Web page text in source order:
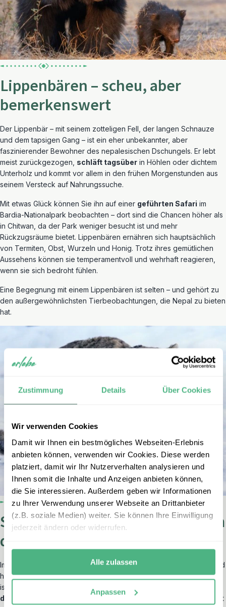
Zustimmung Details Über Cookies
Wir verwenden Cookies
Damit wir Ihnen ein bestmögliches Webseiten-Erlebnis
anbieten können, verwenden wir Cookies. Diese werden
platziert, damit wir Ihr Nutzerverhalten analysieren und
Ihnen somit die Inhalte und Anzeigen anbieten können,
die Sie interessieren. Außerdem geben wir Informationen
zu Ihrer Verwendung unserer Webseite an Drittanbieter
(z.B. soziale Medien) weiter. Sie können Ihre Einwilligung
jederzeit ändern oder widerrufen.
Alle zulassen
Anpassen
Lippenbären – scheu, aber
bemerkenswert
Der Lippenbär – mit seinem zotteligen Fell, der langen Schnauze
und dem tapsigen Gang – ist ein eher unbekannter, aber
faszinierender Bewohner des nepalesischen Dschungels. Er lebt
meist zurückgezogen, schläft tagsüber in Höhlen oder dichtem
Unterholz und kommt vor allem in den frühen Morgenstunden aus
seinem Versteck auf Nahrungssuche.
Mit etwas Glück können Sie ihn auf einer geführten Safari im
Bardia-Nationalpark beobachten – dort sind die Chancen höher als
in Chitwan, da der Park weniger besucht ist und mehr
Rückzugsräume bietet. Lippenbären ernähren sich hauptsächlich
von Termiten, Obst, Wurzeln und Honig. Trotz ihres gemütlichen
Aussehens können sie temperamentvoll und wehrhaft reagieren,
wenn sie sich bedroht fühlen.
Eine Begegnung mit einem Lippenbären ist selten – und gehört zu
den außergewöhnlichsten Tierbeobachtungen, die Nepal zu bieten
hat.
Schneeleoparden – das Phantom
des Himalaya
Im Gegensatz zu den Tieren des Tieflands lebt der Schneeleopard
hoch oben in den Bergen – in Höhenlagenüber 3.000 Metern. Er
ist extrem scheu, hervorragend getarnt und vor allem
dämmerungsaktiv
, weshalb Sichtungen selten sind. Dennoch gibt